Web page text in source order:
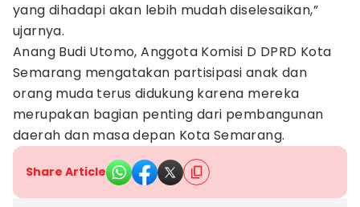
yang dihadapi akan lebih mudah diselesaikan,”
ujarnya.
Anang Budi Utomo, Anggota Komisi D DPRD Kota
Semarang mengatakan partisipasi anak dan
orang muda terus didukung karena mereka
merupakan bagian penting dari pembangunan
daerah dan masa depan Kota Semarang.
Share Article